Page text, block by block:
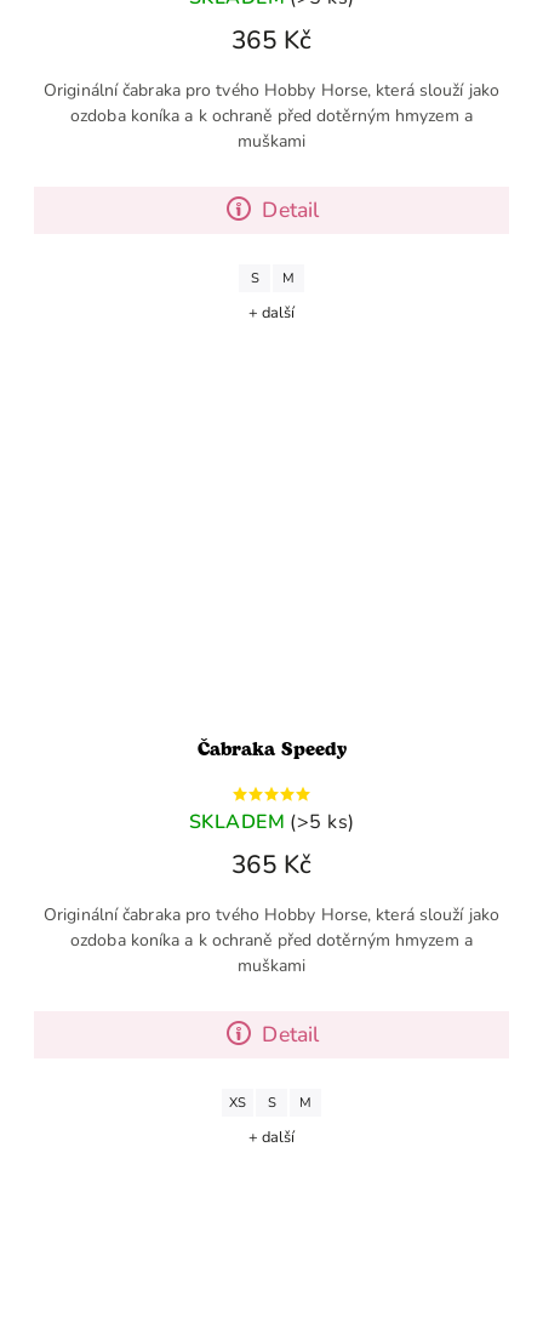
365 Kč
Detail
Originální čabraka pro tvého Hobby Horse, která slouží jako
ozdoba koníka a k ochraně před dotěrným hmyzem a
muškami
S M
+ další
Čabraka Speedy
SKLADEM (>5 ks)
365 Kč
Detail
Originální čabraka pro tvého Hobby Horse, která slouží jako
ozdoba koníka a k ochraně před dotěrným hmyzem a
muškami
XS S M
+ další